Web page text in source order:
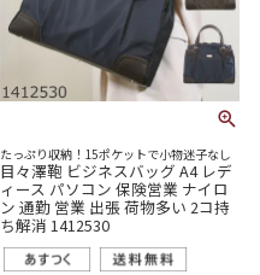
たっぷり収納！15ポケットで小物迷子なし
目々澤鞄 ビジネスバッグ A4 レデ
ィース パソコン 保険営業 ナイロ
ン 通勤 営業 出張 荷物多い 2コ持
ち解消 1412530